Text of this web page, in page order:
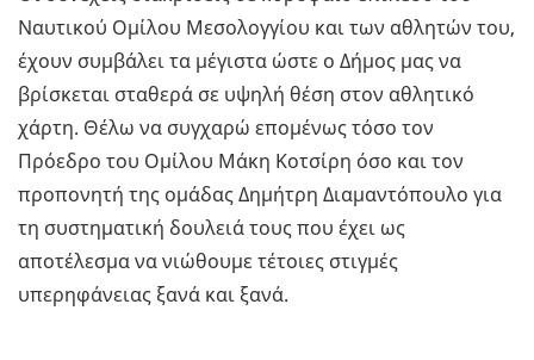
Ναυτικού Ομίλου Μεσολογγίου και των αθλητών του,
έχουν συμβάλει τα μέγιστα ώστε ο Δήμος μας να
βρίσκεται σταθερά σε υψηλή θέση στον αθλητικό
χάρτη. Θέλω να συγχαρώ επομένως τόσο τον
Πρόεδρο του Ομίλου Μάκη Κοτσίρη όσο και τον
προπονητή της ομάδας Δημήτρη Διαμαντόπουλο για
τη συστηματική δουλειά τους που έχει ως
αποτέλεσμα να νιώθουμε τέτοιες στιγμές
υπερηφάνειας ξανά και ξανά.